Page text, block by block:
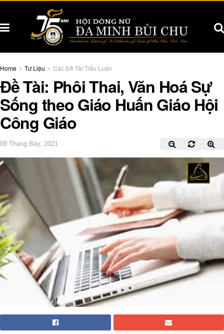
Home Tư Liệu Các Đề Tài Tiểu Luận
Đề Tài: Phôi Thai, Văn Hoá Sự
Sống theo Giáo Huấn Giáo Hội
Công Giáo
09 Tháng Bảy, 2021